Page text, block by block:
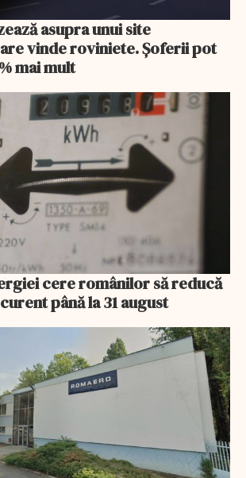
asupra unui site
vinde roviniete. Șoferii pot
mai mult
cere românilor să reducă
până la 31 august